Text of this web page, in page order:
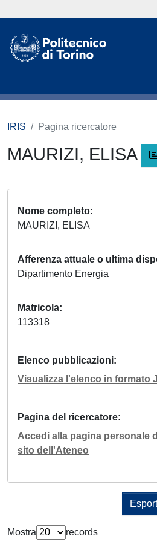
IRIS Pagina ricercatore
MAURIZI, ELISA
Nome completo
MAURIZI, ELISA
Afferenza attuale o ultima
Dipartimento Energia
Matricola
113318
Elenco pubblicazioni
Visualizza l'elenco in formato
Pagina del ricercatore
Accedi alla pagina personale
sito dell'Ateneo
Mostra
records